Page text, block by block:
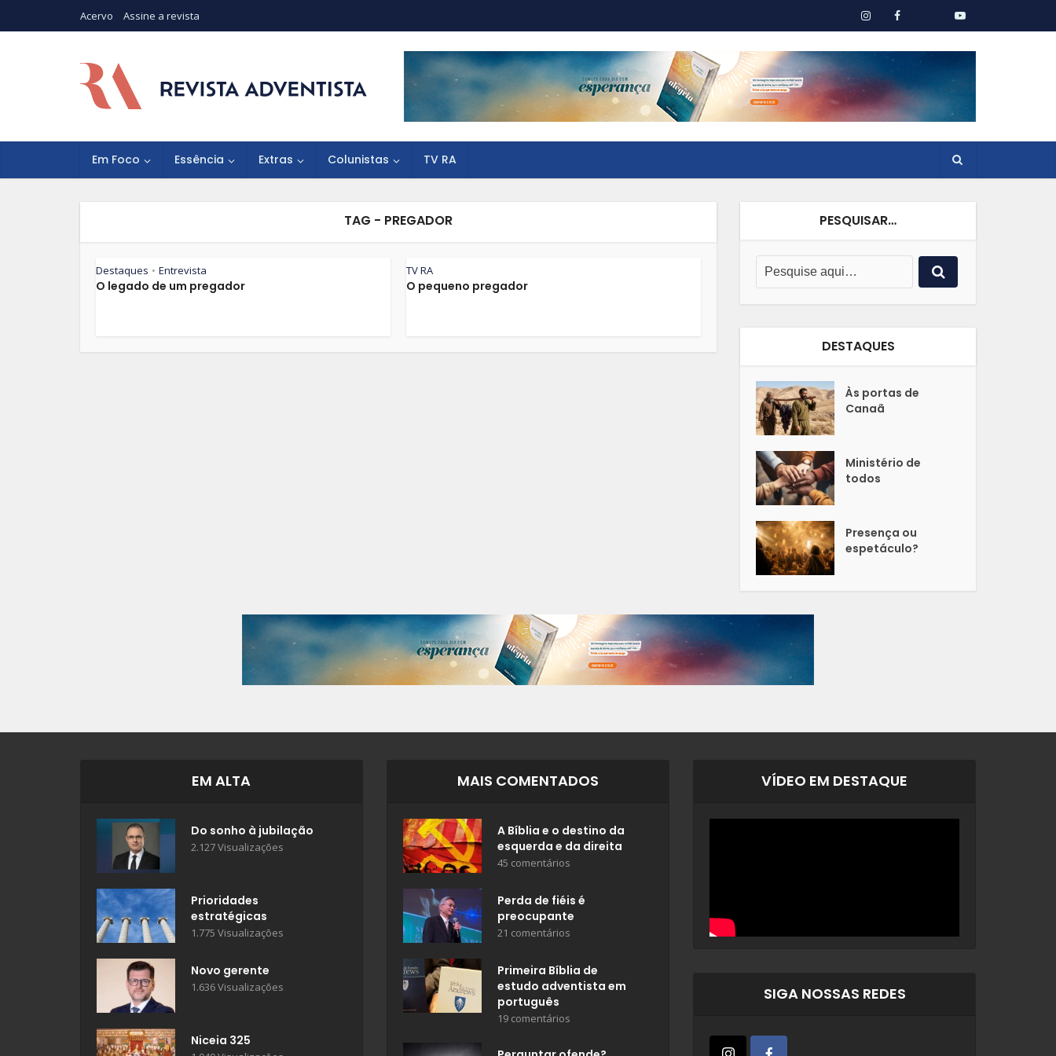
Acervo Assine a revista
Em Foco Essência Extras Colunistas TV RA
TAG - PREGADOR
Destaques • Entrevista
O legado de um pregador
TV RA
O pequeno pregador
PESQUISAR…
DESTAQUES
Às portas de
Canaã
Ministério de
todos
Presença ou
espetáculo?
EM ALTA
Do sonho à jubilação
2.127 Visualizações
Prioridades
estratégicas
1.775 Visualizações
Novo gerente
1.636 Visualizações
Niceia 325
MAIS COMENTADOS
A Bíblia e o destino da
esquerda e da direita
45 comentários
Perda de fiéis é
preocupante
21 comentários
Primeira Bíblia de
estudo adventista em
português
19 comentários
VÍDEO EM DESTAQUE
SIGA NOSSAS REDES